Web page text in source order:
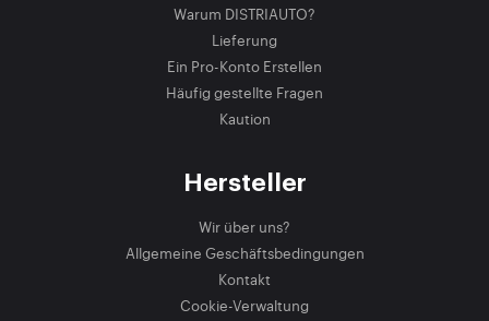
Warum DISTRIAUTO?
Lieferung
Ein Pro-Konto Erstellen
Häufig gestellte Fragen
Kaution
Hersteller
Wir über uns?
Allgemeine Geschäftsbedingungen
Kontakt
Cookie-Verwaltung